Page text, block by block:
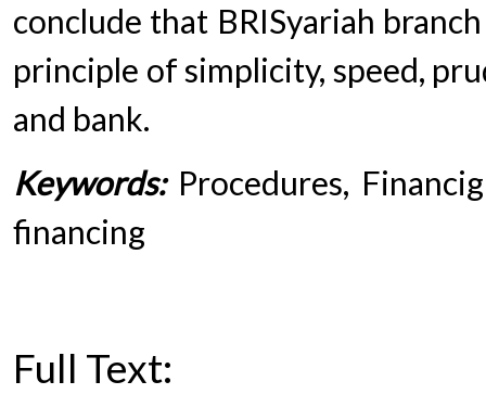
conclude that BRISyariah
principle of simplicity, speed,
and bank.
Keywords:Procedures,
financing
Full Text: